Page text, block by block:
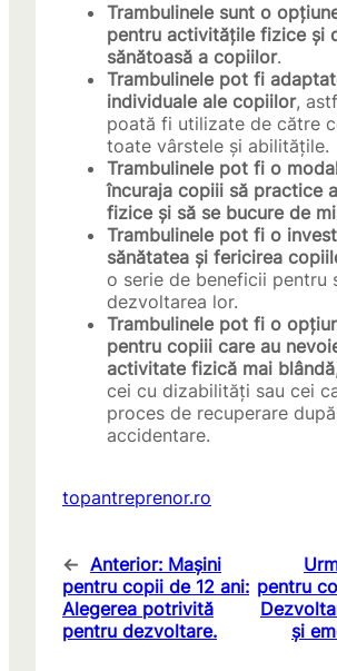
Trambulinele sunt o
pentru activitățile fizice și
sănătoasă a copiilor.
Trambulinele pot fi
individuale ale copiilor,
poată fi utilizate de către
toate vârstele și abilitățile.
Trambulinele pot fi o
încuraja copiii să practice
fizice și să se bucure de
Trambulinele pot fi o
sănătatea și fericirea
o serie de beneficii pentru
dezvoltarea lor.
Trambulinele pot fi o
pentru copiii care au
activitate fizică mai blândă
cei cu dizabilități sau cei
proces de recuperare
accidentare.
topantreprenor.ro
← Anterior: Mașini
pentru copii de 12 ani:
Alegerea potrivită
pentru dezvoltare.
pentru
și